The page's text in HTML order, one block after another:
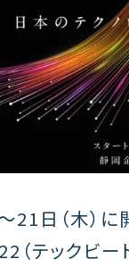
21日（木）
ックビート